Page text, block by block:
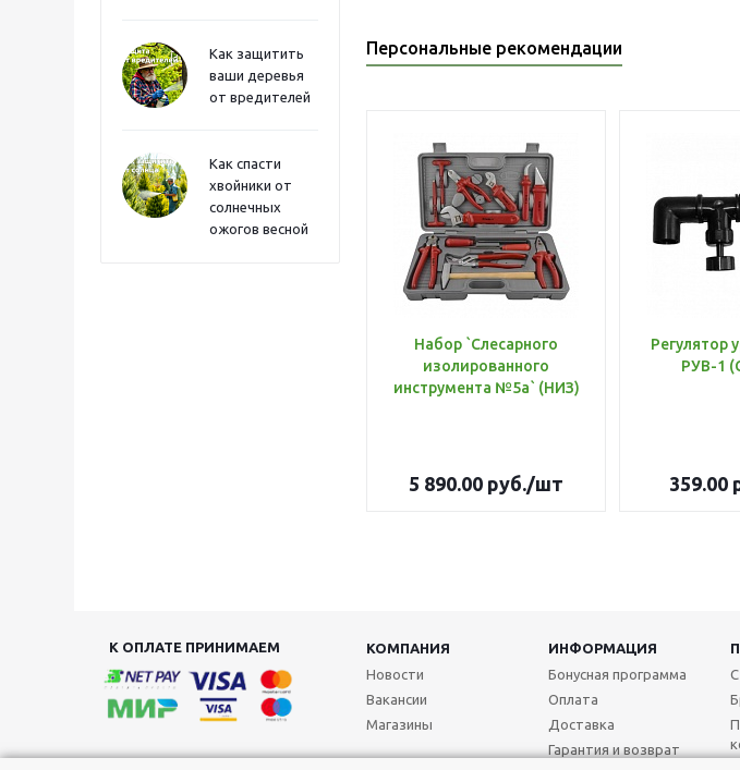
Как защитить
ваши деревья
от вредителей
Как спасти
хвойники от
солнечных
ожогов весной
Персональные рекомендации
Набор `Слесарного
изолированного
инструмента №5а` (НИЗ)
5 890.00 руб./шт
Регулятор
РУВ-1
359.00
К ОПЛАТЕ ПРИНИМАЕМ КОМПАНИЯ ИНФОРМАЦИЯ
Новости
Вакансии
Магазины
Бонусная программа
Оплата
Доставка
Гарантия и возврат